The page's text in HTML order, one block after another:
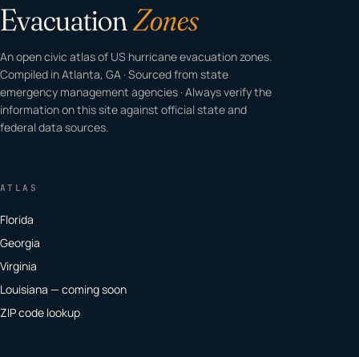
EvacuationZones
An open civic atlas of US hurricane evacuation zones.
Compiled in Atlanta, GA · Sourced from state
emergency management agencies · Always verify the
information on this site against official state and
federal data sources.
ATLAS
Florida
Georgia
Virginia
Louisiana — coming soon
ZIP code lookup